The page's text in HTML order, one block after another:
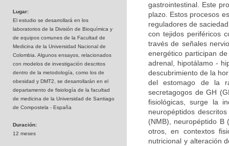
Lugar:
El estudio se desarrollará en los
laboratorios de la División de Bioquímica y
de equipos comunes de la Facultad de
Medicina de la Universidad Nacional de
Colombia. Algunos ensayos, relacionados
con modelos de investigación descritos
dentro de la metodología, como los de
obesidad y DMT2, se desarrollarán en el
departamento de fisiología de la facultad
de medicina de la Universidad de Santiago
de Compostela - España
Duración:
12 meses
gastrointestinal. Este
plazo. Estos procesos
reguladores de
con tejidos periféricos
través de señales
energético participan
adrenal, hipotálamo -
descubrimiento de la
del estomago de la
secretagogos de GH
fisiológicas, surge la
neuropéptidos
(NMB), neuropéptido B
otros, en contextos
nutricional y alteración